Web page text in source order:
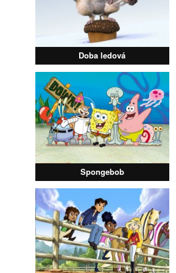
Doba ledová
Spongebob